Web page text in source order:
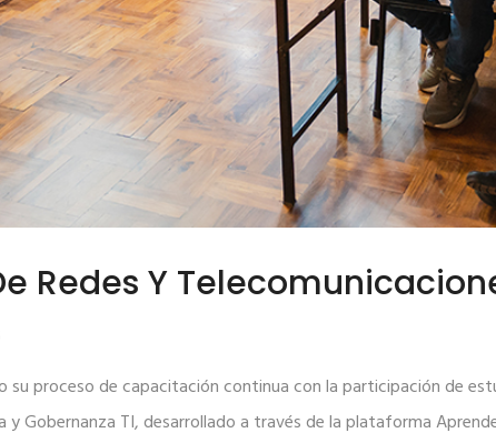
Redes Y
proceso de capacitación continua con la participación de
y Gobernanza TI, desarrollado a través de la plataforma